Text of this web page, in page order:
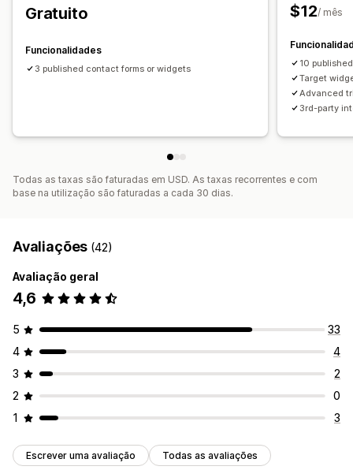
CSS personalizado
Lógica condicional
Gestão de dados
Histórico
Gratuito
Funcionalidades
3 published contact forms or widgets
$12/ mês
10
Target
Advanced
3rd-party
Todas as taxas são faturadas em USD. As taxas recorrentes e com
base na utilização são faturadas a cada 30 dias.
Avaliações (42)
Avaliação geral
4,6
5
33
4
4
3
2
2
0
1
3
Escrever uma avaliação Todas as avaliações